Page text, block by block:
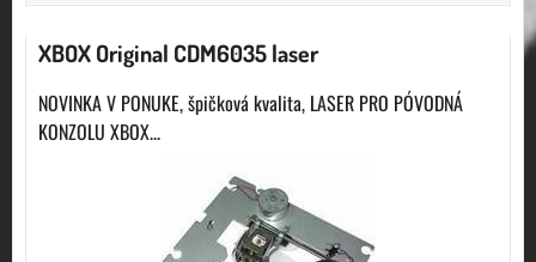
XBOX Original CDM6035 laser
NOVINKA V PONUKE, špičková kvalita, LASER PRO PÓVODNÁ
KONZOLU XBOX...